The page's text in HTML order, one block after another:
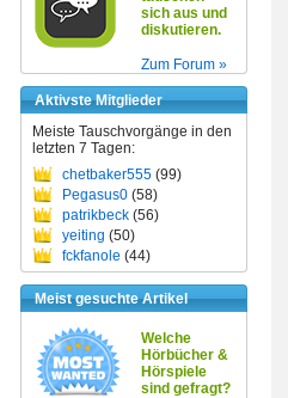
sich aus und
diskutieren.
Zum Forum »
Aktivste Mitglieder
Meiste Tauschvorgänge in den
letzten 7 Tagen:
chetbaker555 (99)
Pegasus0 (58)
patrikbeck (56)
yeiting (50)
fckfanole (44)
Meist gesuchte Artikel
Welche
Hörbücher &
Hörspiele
sind gefragt?